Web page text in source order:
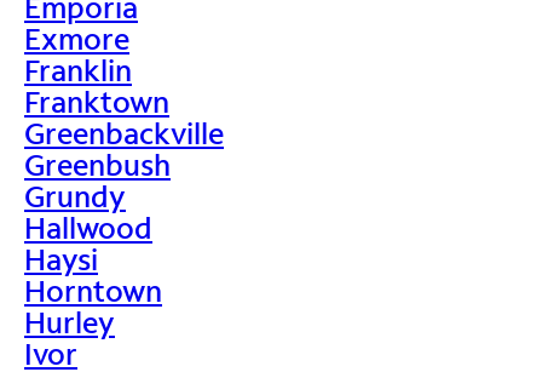
Exmore
Franklin
Franktown
Greenbackville
Greenbush
Grundy
Hallwood
Haysi
Horntown
Hurley
Ivor